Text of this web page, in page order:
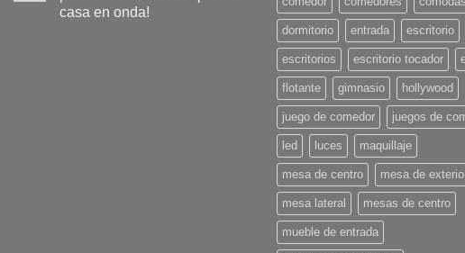
casa en onda!
dormitorio entrada escritorio
escritorios escritorio tocador
flotante gimnasio hollywood
juego de comedor juegos de
led luces maquillaje
mesa de centro mesa de
mesa lateral mesas de centro
mueble de entrada